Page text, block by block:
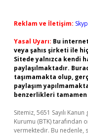
Reklam ve İletişim:
Yasal Uyarı: Bu
veya şahıs şirketi ile
Sitede yalnızca kendi
paylaşılmaktadır.
taşımamakta olup,
paylaşım
benzerlikleri
Sitemiz, 5651 Sayılı
Kurumu (BTK) tarafından
vermektedir. Bu nedenle,